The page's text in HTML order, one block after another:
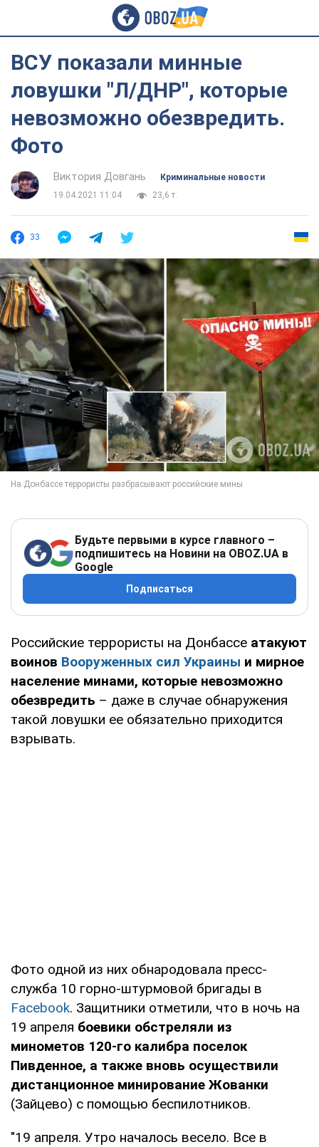
ВСУ показали минные
ловушки "Л/ДНР", которые
невозможно обезвредить.
Фото
Виктория Довгань
Криминальные новости
19.04.2021 11:04
23,6 т.
33
Будьте первыми в курсе главного –
подпишитесь на Новини на OBOZ.UA в
Google
Подписаться
Российские террористы на Донбассе атакуют
воинов Вооруженных сил Украины и мирное
население минами, которые невозможно
обезвредить – даже в случае обнаружения
такой ловушки ее обязательно приходится
взрывать.
Фото одной из них обнародовала пресс-
служба 10 горно-штурмовой бригады в
Facebook. Защитники отметили, что в ночь на
19 апреля боевики обстреляли из
минометов 120-го калибра поселок
Пивденное, а также вновь осуществили
дистанционное минирование Жованки
(Зайцево) с помощью беспилотников.
"19 апреля. Утро началось весело. Все в